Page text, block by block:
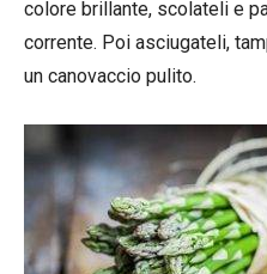
colore brillante, scolateli e
corrente. Poi asciugateli,
un canovaccio pulito.